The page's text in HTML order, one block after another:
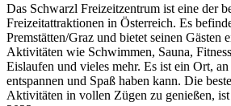
Das Schwarzl Freizeitzentrum ist eine der
Freizeitattraktionen in Österreich. Es
Premstätten/Graz und bietet seinen Gästen
Aktivitäten wie Schwimmen, Sauna,
Eislaufen und vieles mehr. Es ist ein Ort,
entspannen und Spaß haben kann. Die
Aktivitäten in vollen Zügen zu genießen,